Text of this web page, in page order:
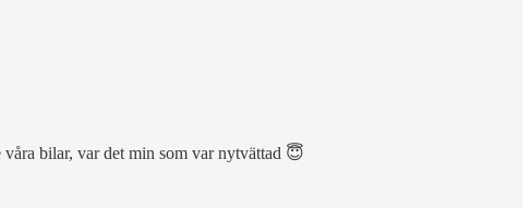
bilar, var det min som var nytvättad 😇